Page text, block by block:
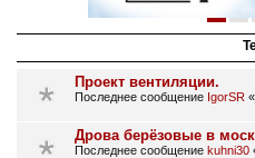
Проект вентиляции.
Последнее сообщение IgorSR «
Дрова берёзовые в
Последнее сообщение kuhni30